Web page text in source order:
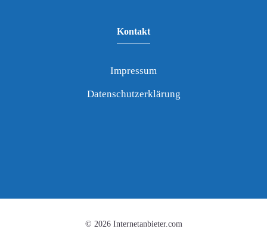
Kontakt
Impressum
Datenschutzerklärung
© 2026 Internetanbieter.com